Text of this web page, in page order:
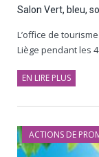
Salon Vert, bleu,
L’office de
Liège pendant les
EN LIRE PLUS
ACTIONS DE